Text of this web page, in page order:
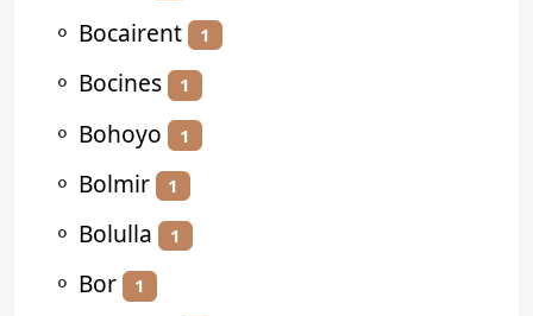
⚬ Bocairent 1
⚬ Bocines 1
⚬ Bohoyo 1
⚬ Bolmir 1
⚬ Bolulla 1
⚬ Bor 1